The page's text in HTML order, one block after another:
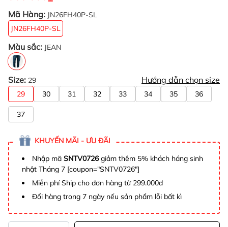
Mã Hàng: JN26FH40P-SL
JN26FH40P-SL
Màu sắc: JEAN
Size: 29 Hướng dẫn chọn size
29 30 31 32 33 34 35 36
37
KHUYẾN MÃI - ƯU ĐÃI
Nhập mã SNTV0726giảm thêm 5% khách háng sinh
nhật Tháng 7 [coupon="SNTV0726"]
Miễn phí Ship cho đơn hàng từ 299.000đ
Đổi hàng trong 7 ngày nếu sản phẩm lỗi bất kì